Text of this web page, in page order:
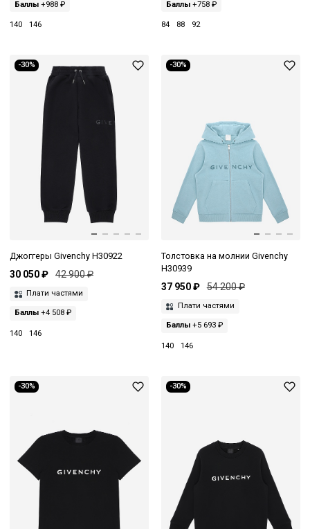
Баллы +988 ₽
140 146
Баллы+758 ₽
84 88 92
-30%
Джоггеры Givenchy H30922
30 050 ₽ 42 900 ₽
Плати частями
Баллы +4 508 ₽
140 146
-30%
Толстовка на молнии Givenchy
H30939
37 950 ₽ 54 200 ₽
Плати частями
Баллы+5 693 ₽
140 146
-30% -30%